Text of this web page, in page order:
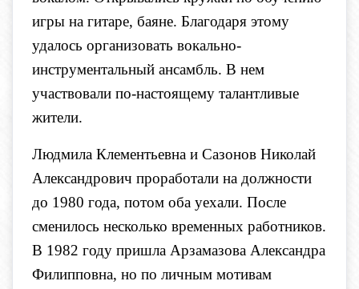
игры на гитаре, баяне. Благодаря этому
удалось организовать вокально-
инструментальный ансамбль. В нем
участвовали по-настоящему талантливые
жители.
Людмила Клементьевна и Сазонов Николай
Александрович проработали на должности
до 1980 года, потом оба уехали. После
сменилось несколько временных работников.
В 1982 году пришла Арзамазова Александра
Филипповна, но по личным мотивам